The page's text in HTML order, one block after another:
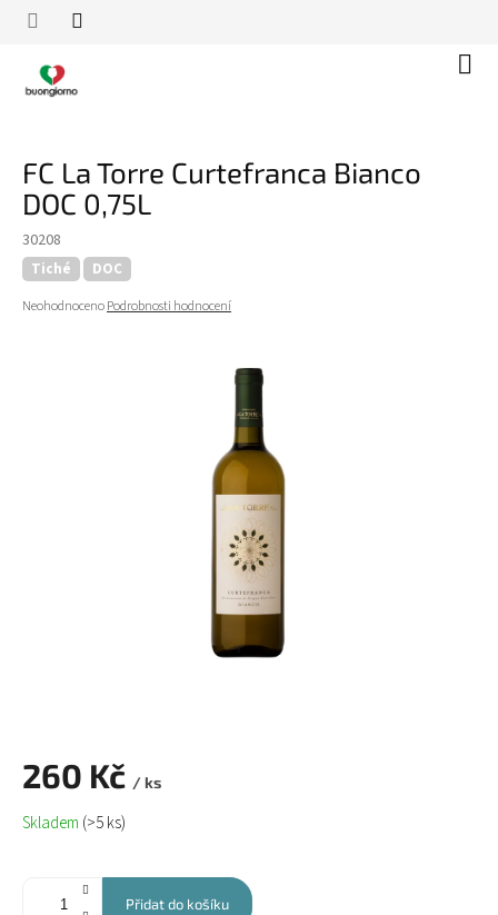
Přejít
FC La Torre Curtefranca Bianco
DOC 0,75L
30208
Tiché DOC
Průměrné
NeohodnocenoPodrobnosti hodnocení
260 Kč / ks
Měrná
cena:
Skladem (>5 ks)
Přidat do košíku